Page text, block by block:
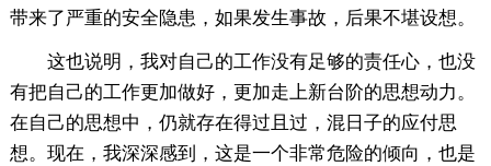
带来了严重的安全隐患，如果发生事故，后果不堪设想。
这也说明，我对自己的工作没有足够的责任心，也没
有把自己的工作更加做好，更加走上新台阶的思想动力。
在自己的思想中，仍就存在得过且过，混日子的应付思
想。现在，我深深感到，这是一个非常危险的倾向，也是